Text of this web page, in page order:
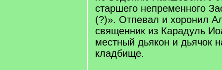
старшего непременного
(?)». Отпевал и хоронил
священник из Карадуль
местный дьякон и дьячок
кладбище.